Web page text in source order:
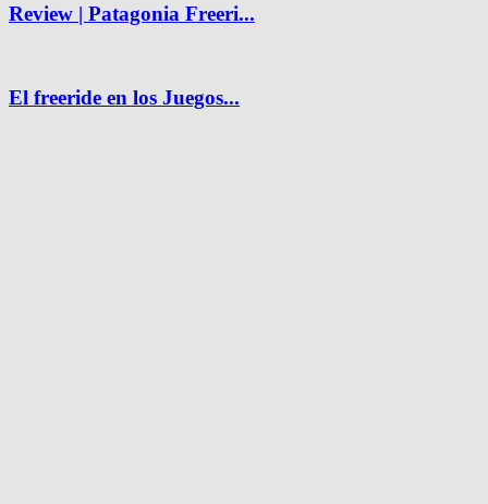
Review | Patagonia Freeri...
El freeride en los Juegos...